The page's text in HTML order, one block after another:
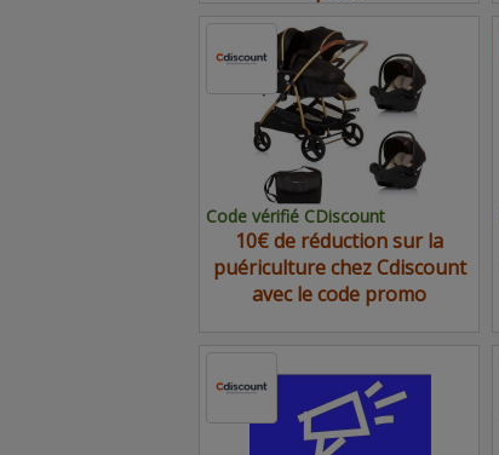
Code vérifié CDiscount
10€ de réduction sur la
puériculture chez Cdiscount
avec le code promo